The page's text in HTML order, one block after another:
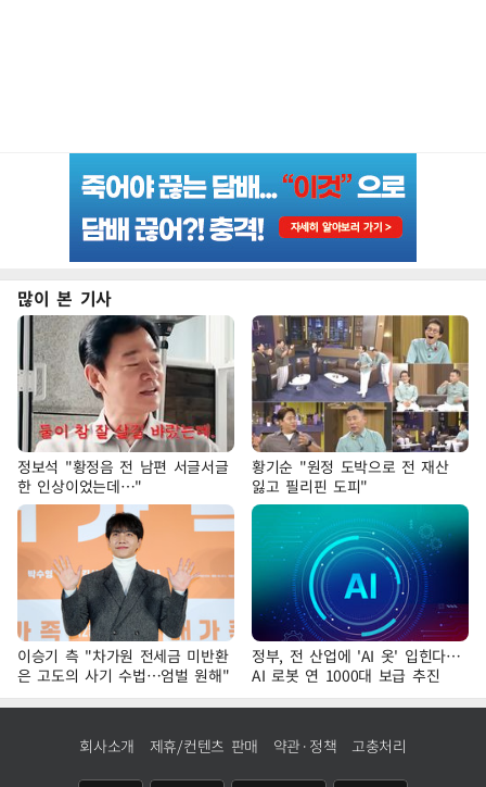
많이 본 기사
정보석 "황정음 전 남편 서글서글
한 인상이었는데…"
황기순 "원정 도박으로 전 재산
잃고 필리핀 도피"
이승기 측 "차가원 전세금 미반환
은 고도의 사기 수법…엄벌 원해"
정부, 전 산업에 'AI 옷' 입힌다…
AI 로봇 연 1000대 보급 추진
회사소개 제휴/컨텐츠 판매 약관·정책 고충처리